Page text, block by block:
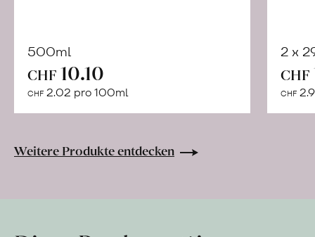
500ml
CHF 10.10
CHF 2.02 pro 100ml
Warenkorb
2 x
CHF
CHF
Weitere Produkte entdecken